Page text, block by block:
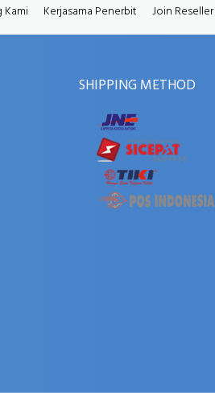
Kerjasama Penerbit Join Reseller
SHIPPING METHOD